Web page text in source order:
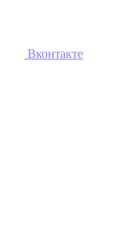
Вконтакте